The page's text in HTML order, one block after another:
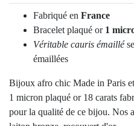
Fabriqué en France
Bracelet plaqué or 1
Véritable cauris émaillé
émaillées
Bijoux afro chic Made in Paris
1 micron plaqué or 18 carats
pour la qualité de ce bijou. Nos